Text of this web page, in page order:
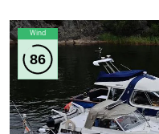
Wind
86